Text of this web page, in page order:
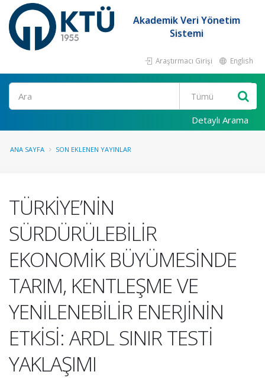
Akademik Veri Yönetim
Sistemi
Araştırmacı Girişi English
Ara
Detaylı Arama
ANA SAYFA SON EKLENEN YAYINLAR
TÜRKİYE’NİN
SÜRDÜRÜLEBİLİR
EKONOMİK BÜYÜMESİNDE
TARIM, KENTLEŞME VE
YENİLENEBİLİR ENERJİNİN
ETKİSİ: ARDL SINIR TESTİ
YAKLAŞIMI